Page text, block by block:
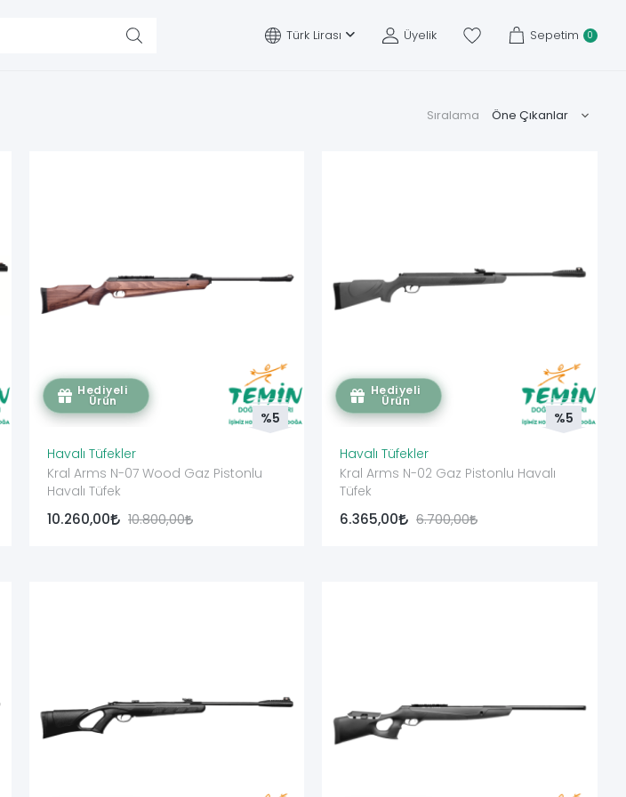
Türk Lirası Üyelik Sepetim 0
Sıralama
Hediyeli
Ürün
Havalı Tüfekler
Kral Arms N-07 Wood Gaz Pistonlu
Havalı Tüfek
10.260,00 10.800,00
%5
Hediyeli
Ürün
Havalı Tüfekler
Kral Arms N-02 Gaz Pistonlu Havalı
Tüfek
6.365,00 6.700,00
%5